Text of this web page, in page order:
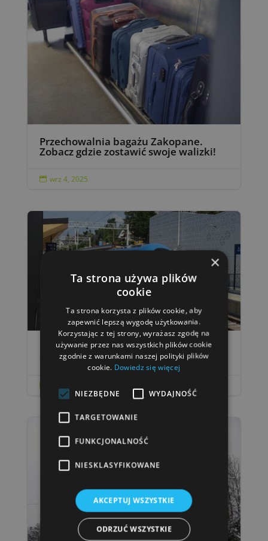
Przechowalnia bagażu Zakopane.
Zobacz gdzie zostawić swoje walizki!
 wrz 4, 2025
Pociągiem do Zakopanego – zobacz jak
dojechać!
×
Ta strona używa plików
cookie
Ta strona korzysta z plików cookie, aby
zapewnić lepszą wygodę użytkowania.
Korzystając z tej strony, wyrażasz zgodę na
używanie przez nas wszystkich plików cookie
zgodnie z warunkami naszej polityki plików
cookie. Dowiedz się więcej
NIEZBĘDNE WYDAJNOŚĆ
TARGETOWANIE
FUNKCJONALNOŚĆ
NIESKLASYFIKOWANE
AKCEPTUJ WSZYSTKIE
ODRZUĆ WSZYSTKIE